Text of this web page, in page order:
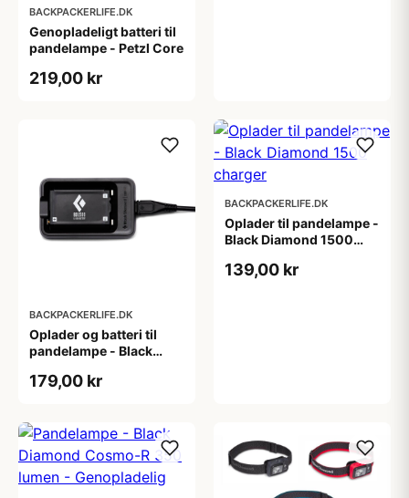
BACKPACKERLIFE.DK
Genopladeligt batteri til
pandelampe - Petzl Core
219,00 kr
BACKPACKERLIFE.DK
Oplader og batteri til
pandelampe - Black
battery & charger
179,00 kr
BACKPACKERLIFE.DK
Oplader til pandelampe -
Black Diamond 1500
139,00 kr